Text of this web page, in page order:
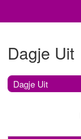
Dagje Uit
Dagje Uit